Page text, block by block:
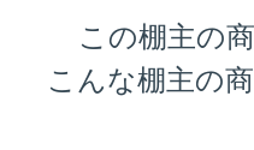
この棚主の
こんな棚主の